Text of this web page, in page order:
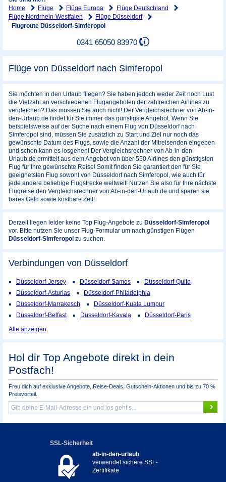
Home
Flüge Flüge Europa
Flüge Deutschland
Flüge Nordrhein-Westfalen
Flüge Düsseldorf
Flugroute Düsseldorf-Simferopol
0341 65050 83970
Flüge von Düsseldorf nach Simferopol
Sie möchten in den Urlaub fliegen? Sie haben jedoch weder Zeit noch Lust
die Vielzahl an verschiedenen Flugangeboten der zahlreichen Airlines zu
vergleichen? Das müssen Sie auch nicht! Der Vergleichsrechner von Ab-in-
den-Urlaub.de findet für Sie immer das günstigste Angebot. Wenn Sie
beispielsweise auf der Suche nach einem Flug von Düsseldorf nach
Simferopol sind, müssen Sie zusätzlich zu Start und Ziel nur noch das
gewünschte Datum des Flugs, sowie die Anzahl der Mitreisenden eingeben
und schon kann es losgehen! Der Vergleichsrechner von Ab-in-den-
Urlaub.de ermittelt aus dem Angebot von über 550 Airlines den günstigsten
Flug für Ihre gewünschte Reise! Somit finden Sie garantiert den für Sie
geeignetsten Flug sowohl von Düsseldorf nach Simferopol, wie auch für
jede andere beliebige Flugstrecke weltweit! Nutzen Sie also für Ihre nächste
Flugreise den Vergleichsrechner von Ab-in-den-Urlaub.de und sparen sie
bares Geld sowie kostbare Zeit!
Derzeit liegen leider keine Top Flug-Angebote zu Düsseldorf-Simferopol
vor. Bitte nutzen Sie unser Flug-Formular um nach günstigen Flügen
Düsseldorf-Simferopol zu suchen.
Verbindungen von Düsseldorf
Düsseldorf-Jersey Düsseldorf-Samos
Düsseldorf-Quito
Düsseldorf-Asturias
Düsseldorf-Philadelphia
Düsseldorf-Marrakesch
Düsseldorf-Kuala Lumpur
Düsseldorf-Belfast
Düsseldorf-Kavala
Düsseldorf-Paris
Alle anzeigen
Hol dir Top Angebote direkt in dein
Postfach!
Freu dich auf exklusive Angebote, Reise-Deals, Gutschein-Aktionen und bis zu 70 %
Preisvorteil.
SSL-Sicherheit
ab-in-den-urlaub
verwendet sichere SSL-
Zertifikate